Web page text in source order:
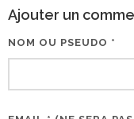
Ajouter un
NOM OU PSEUDO *